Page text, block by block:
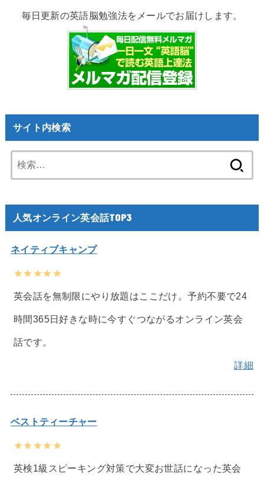
毎日更新の英語脳勉強法をメールでお届けします。
サイト内検索
索:
人気オンライン英会話TOP3
ネイティブキャンプ
★★★★★
英会話を無制限にやり放題はここだけ。予約不要で24
時間365日好きな時に今すぐつながるオンライン英会
話です。
詳細
ベストティーチャー
★★★★★
英検1級スピーキング対策で大変お世話になった英会